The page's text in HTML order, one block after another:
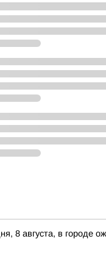
8 августа, в городе